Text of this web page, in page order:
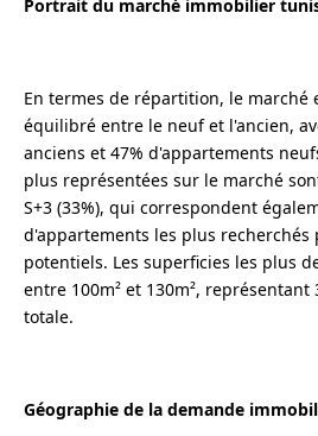
Portrait du marché immobilier
En termes de répartition, le marché
équilibré entre le neuf et l'ancien,
anciens et 47% d'appartements
plus représentées sur le marché
S+3 (33%), qui correspondent
d'appartements les plus recherchés
potentiels. Les superficies les plus
entre 100m² et 130m², représentant
totale.
Géographie de la demande